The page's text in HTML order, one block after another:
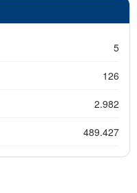
5
126
2.982
489.427